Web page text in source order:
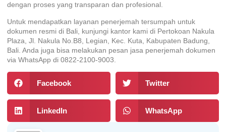
dengan proses yang transparan dan profesional.
Untuk mendapatkan layanan penerjemah tersumpah untuk
dokumen resmi di Bali, kunjungi kantor kami di Pertokoan Nakula
Plaza, Jl. Nakula No.B8, Legian, Kec. Kuta, Kabupaten Badung,
Bali. Anda juga bisa melakukan pesan jasa penerjemah dokumen
via WhatsApp di 0822-2100-9003.
Facebook Twitter
LinkedIn WhatsApp